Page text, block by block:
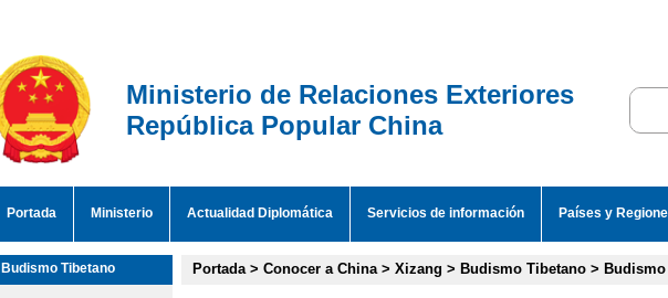
Ministerio de Relaciones Exteriores
República Popular China
Portada Ministerio Actualidad Diplomática Servicios de información Países y
Budismo Tibetano Portada> Conocer a China> Xizang > Budismo Tibetano >